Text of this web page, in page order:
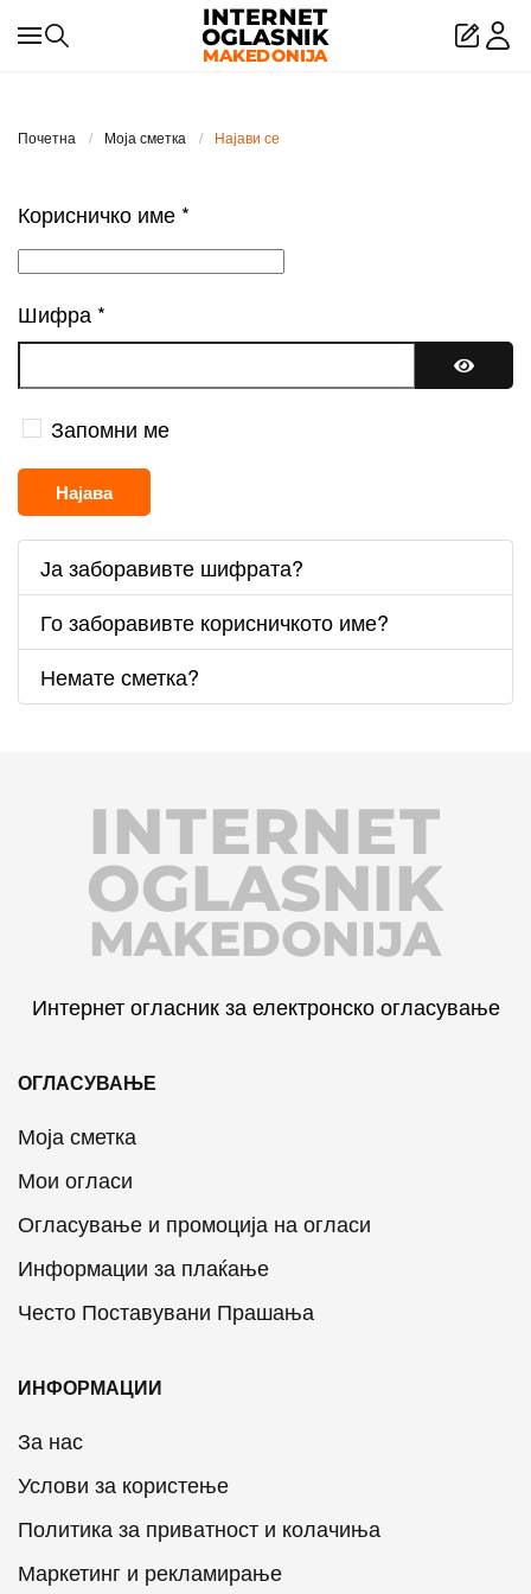
Skip to main content
Почетна Моја сметка Најави се
Корисничко име *
Шифра *
Запомни ме
Најава
Ја заборавивте шифрата?
Го заборавивте корисничкото име?
Немате сметка?
INTERNET
MAKEDONIJA
OGLASNIK
Интернет огласник за електронско огласување
ОГЛАСУВАЊЕ
Моја сметка
Мои огласи
Огласување и промоција на огласи
Информации за плаќање
Често Поставувани Прашања
ИНФОРМАЦИИ
За нас
Услови за користење
Политика за приватност и колачиња
Маркетинг и рекламирање